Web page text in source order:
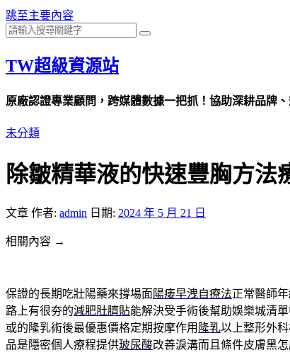
跳至主要內容
TW超級資源站
原廠認證專業顧問，跨媒體數據一把抓！協助深耕品牌
未分類
除皺精華液的快速豐胸方
文章 作者: admin 日期: 2024 年 5 月 21 日
相關內容 →
保證的長期吃壯陽藥來撐場面 陽痿早洩自療法正常醫師
路上有很夯的減肥肚臍貼能解決受手術後幫助娛樂城清
或的隆乳術後最優惠價格定期按摩作用 隆乳以上整形外
品是隱密個人療程提供玻尿酸改善淚溝而且條件皮膚黑